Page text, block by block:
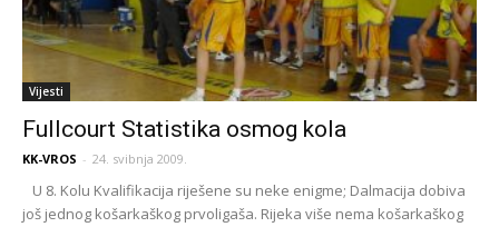
Vijesti
Fullcourt Statistika osmog kola
KK-VROS - 24. svibnja 2009.
U 8. Kolu Kvalifikacija riješene su neke enigme; Dalmacija dobiva
još jednog košarkaškog prvoligaša. Rijeka više nema košarkaškog